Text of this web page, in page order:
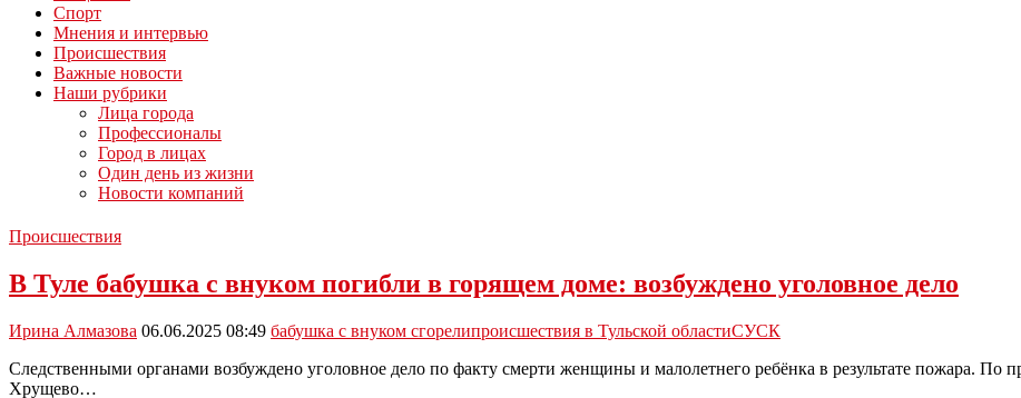
Спорт
Мнения и интервью
Происшествия
Важные новости
Наши рубрики
Лица города
Профессионалы
Город в лицах
Один день из жизни
Новости компаний
Происшествия
В Туле бабушка с внуком погибли в горящем доме: возбуждено уголовное дело
Ирина Алмазова 06.06.2025 08:49 бабушка с внуком сгорелипроисшествия в Тульской областиСУСК
Следственными органами возбуждено уголовное дело по факту смерти женщины и малолетнего ребёнка в результате пожара. По
Хрущево…